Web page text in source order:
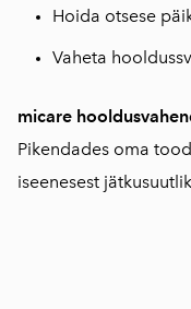
Hoida otsese
Vaheta
micare
Pikendades oma
iseenesest